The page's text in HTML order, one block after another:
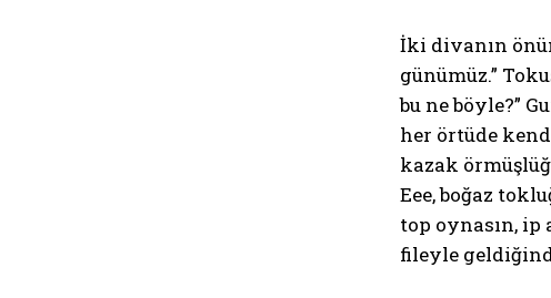
İki divanın
günümüz.”
bu ne böyle?”
her örtüde
kazak
Eee, boğaz
top oynasın, ip
fileyle